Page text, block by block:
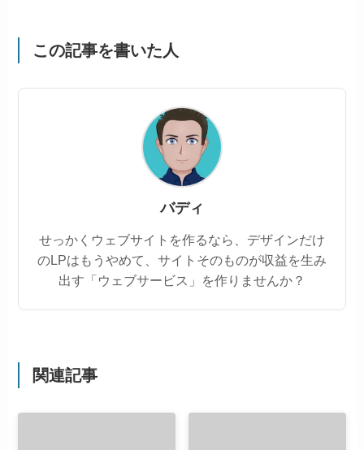
この記事を書いた人
バディ
せっかくウェブサイトを作るなら、デザインだけ
のLPはもうやめて、サイトそのものが収益を生み
出す「ウェブサービス」を作りませんか？
関連記事